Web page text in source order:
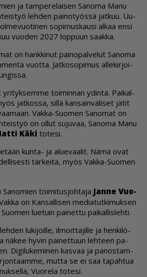
ja tam­pe­re­lai­sen Sa­no­ma Manu
leh­den pai­no­työs­sä jat­kuu. Uu­
so­pi­mus­kau­si al­kaa en­si
vuo­den 2027 lop­puun saak­ka.
on hank­ki­nut pai­no­pal­ve­lut Sa­no­ma
vuot­ta. Jat­ko­so­pi­mus al­le­kir­joi­
yri­tyk­sem­me toi­min­nan ydin­tä. Pai­kal­
jat­kos­sa, sil­lä kan­sain­vä­li­set jä­tit
Vak­ka-Suo­men Sa­no­mat on
on ol­lut su­ju­vaa, Sa­no­ma Manu
Käki to­te­si.
kun­ta- ja alu­e­vaa­lit. Nämä ovat
tär­kei­tä, myös Vak­ka-Suo­men
Sa­no­mien toi­mi­tus­joh­ta­ja Jan­ne Vuo­
on Kan­sal­li­sen me­di­a­tut­ki­muk­sen
lu­e­tuin pai­net­tu pai­kal­lis­leh­ti.
lu­ki­joil­le, il­moit­ta­jil­le ja hen­ki­lö­
nä­kee hy­vin pai­net­tuun leh­teen pa­
Di­gi­lu­ke­mi­nen kas­vaa ja pa­nos­tam­
mut­ta se ei saa ta­pah­tua
Vuo­re­la to­te­si.